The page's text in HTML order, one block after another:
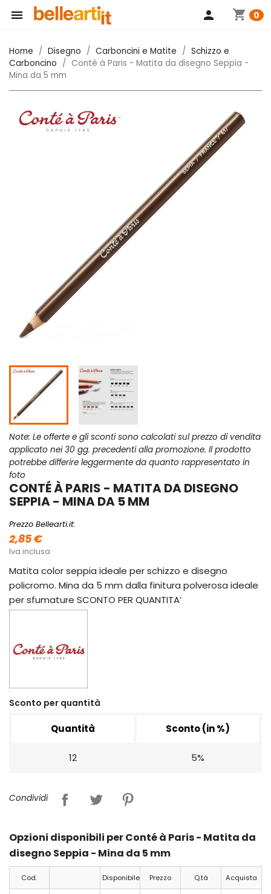
 shopping_cart 0
person
Home Disegno Carboncini e Matite
Schizzo e
Carboncino
Conté à Paris - Matita da disegno Seppia -
Mina da 5 mm
Note: Le offerte e gli sconti sono calcolati sul prezzo di vendita
applicato nei 30 gg. precedenti alla promozione. Il prodotto
potrebbe differire leggermente da quanto rappresentato in
foto
CONTÉ À PARIS - MATITA DA DISEGNO
SEPPIA - MINA DA 5 MM
Prezzo Bellearti.it:
2,85 €
Iva inclusa
Matita color seppia ideale per schizzo e disegno
policromo. Mina da 5 mm dalla finitura polverosa ideale
per sfumature SCONTO PER QUANTITA’
Sconto per quantità
Quantità Sconto (in %)
12 5%
Condividi
Opzioni disponibili per Conté à Paris - Matita da
disegno Seppia - Mina da 5 mm
Cod. Disponibile Prezzo Q.tà Acquista